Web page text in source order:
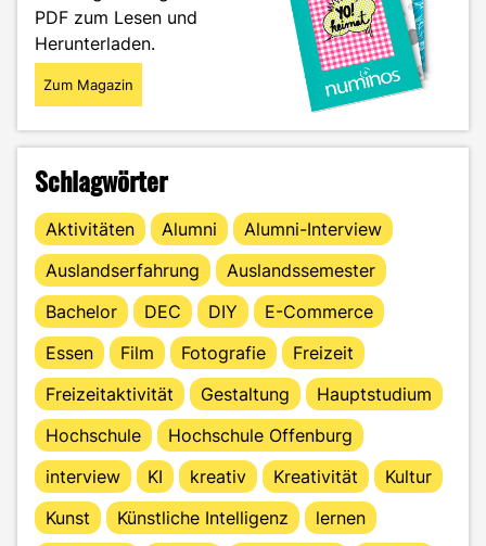
PDF zum Lesen und
Herunterladen.
Zum Magazin
Schlagwörter
Aktivitäten Alumni
Alumni-Interview
Auslandserfahrung
Auslandssemester
Bachelor
DEC DIY
E-Commerce
Essen
Film Fotografie
Freizeit
Freizeitaktivität
Gestaltung
Hauptstudium
Hochschule
Hochschule Offenburg
interview
KI kreativ Kreativität
Kultur
Kunst
Künstliche Intelligenz
lernen